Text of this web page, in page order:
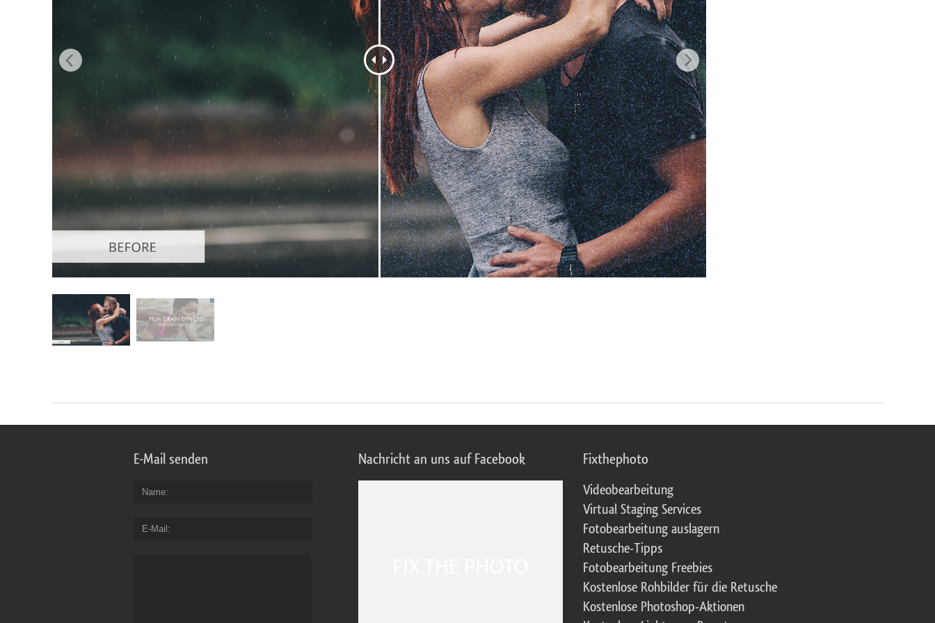
Produkt-Fotobearbeitung Schmuck-Fotobearbeitung KI-Trainingsdaten Video Editing Services
E-Mail senden
Name
E-Mail
Nachricht an uns auf Facebook Fixthephoto
Videobearbeitung
Virtual Staging Services
Fotobearbeitung auslagern
Retusche-Tipps
Fotobearbeitung Freebies
Kostenlose Rohbilder für die Retusche
Kostenlose Photoshop-Aktionen